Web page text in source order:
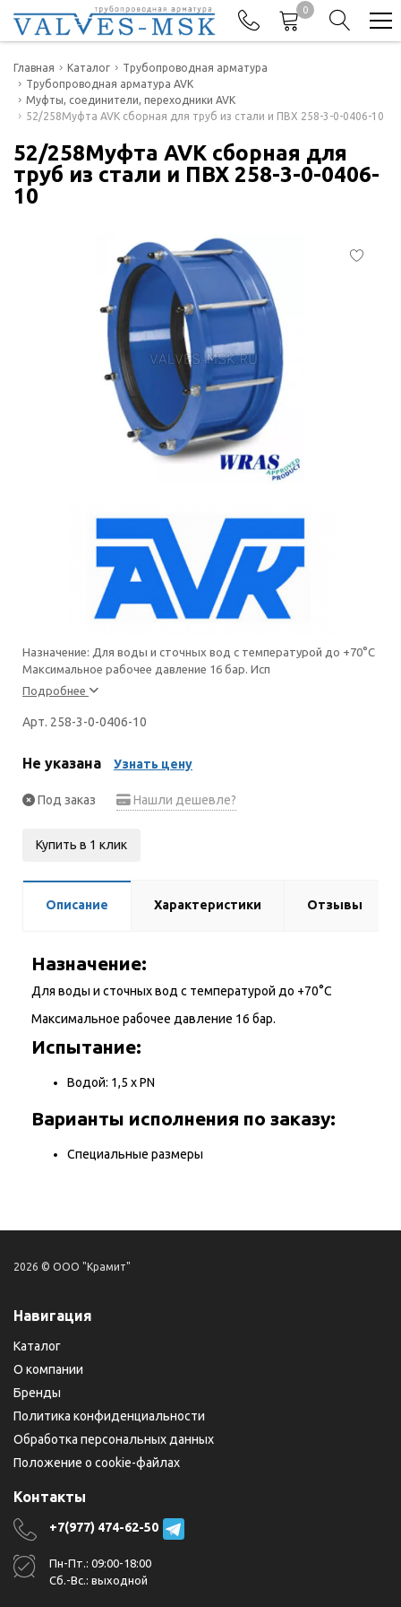
0
Телефоны
+7(977) 474-62-50
Отдел продаж
Главная Каталог
Трубопроводная арматура
Трубопроводная арматура AVK
Муфты, соединители, переходники AVK
52/258Муфта AVK сборная для труб из стали и ПВХ 258-3-0-0406-10
52/258Муфта AVK сборная для
труб из стали и ПВХ 258-3-0-0406-
10
Назначение: Для воды и сточных вод с температурой до +70°С
Максимальное рабочее давление 16 бар. Исп
Подробнее
Арт. 258-3-0-0406-10
Не указана Узнать цену
Под заказ Нашли дешевле?
Купить в 1 клик
Описание Характеристики Отзывы
Назначение:
Для воды и сточных вод с температурой до +70°С
Максимальное рабочее давление 16 бар.
Испытание:
Водой: 1,5 х PN
Варианты исполнения по заказу:
Специальные размеры
2026 © ООО "Крамит"
Навигация
Каталог
О компании
Бренды
Политика конфиденциальности
Обработка персональных данных
Положение о cookie-файлах
Контакты
+7(977) 474-62-50
Пн-Пт.: 09:00-18:00
Сб.-Вс.: выходной